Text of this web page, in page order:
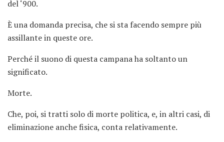
del ‘900.
È una domanda precisa, che si sta facendo sempre più
assillante in queste ore.
Perché il suono di questa campana ha soltanto un
significato.
Morte.
Che, poi, si tratti solo di morte politica, e, in altri casi, di
eliminazione anche fisica, conta relativamente.